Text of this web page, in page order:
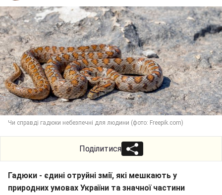
Чи справді гадюки небезпечні для людини (фото: Freepik.com)
Поділитися
Гадюки - єдині отруйні змії, які мешкають у
природних умовах України та значної частини